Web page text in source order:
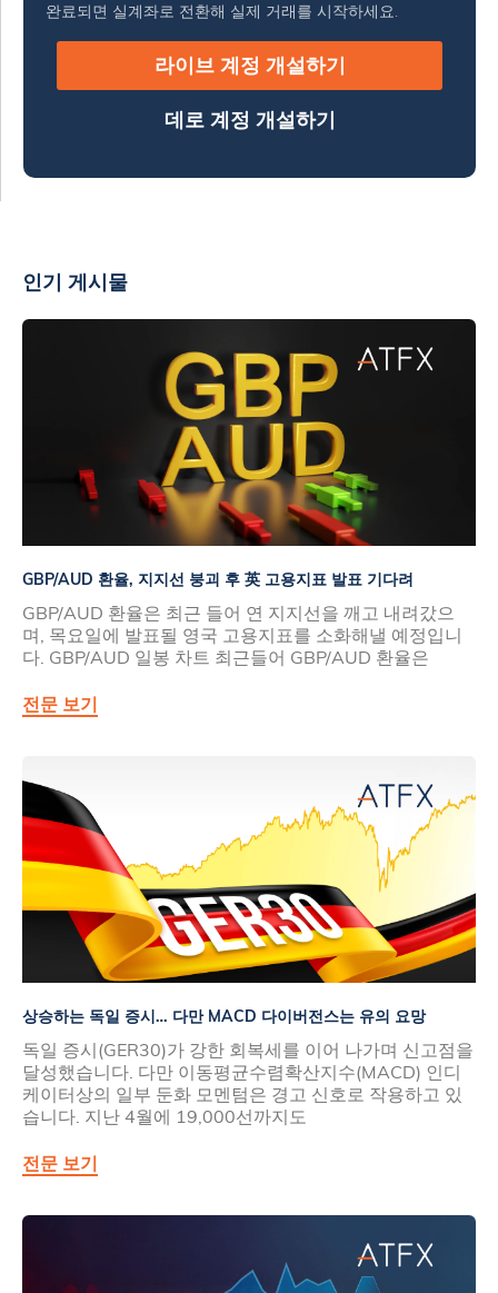
완료되면 실계좌로 전환해 실제 거래를 시작하세요.
라이브 계정 개설하기
데로 계정 개설하기
인기 게시물
GBP/AUD 환율, 지지선 붕괴 후 英 고용지표 발표 기다려
GBP/AUD 환율은 최근 들어 연 지지선을 깨고 내려갔으
며, 목요일에 발표될 영국 고용지표를 소화해낼 예정입니
다. GBP/AUD 일봉 차트 최근들어 GBP/AUD 환율은
전문 보기
상승하는 독일 증시… 다만 MACD 다이버전스는 유의 요망
독일 증시(GER30)가 강한 회복세를 이어 나가며 신고점을
달성했습니다. 다만 이동평균수렴확산지수(MACD) 인디
케이터상의 일부 둔화 모멘텀은 경고 신호로 작용하고 있
습니다. 지난 4월에 19,000선까지도
전문 보기